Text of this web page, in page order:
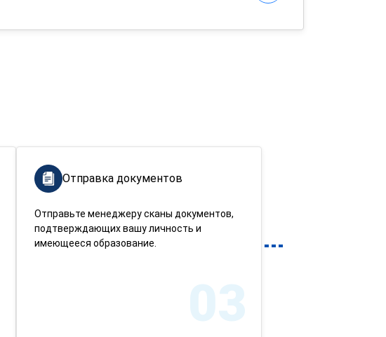
Отправка документов
Отправьте менеджеру сканы документов,
подтверждающих вашу личность и
имеющееся образование.
03